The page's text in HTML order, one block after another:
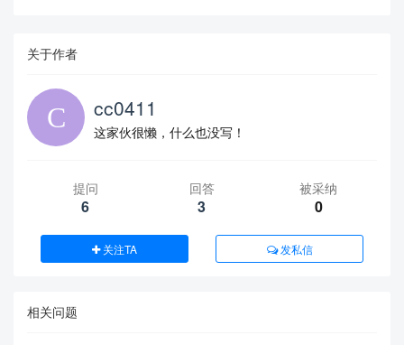
关于作者
cc0411
这家伙很懒，什么也没写！
提问
6
回答
3
被采纳
0
关注TA 发私信
相关问题